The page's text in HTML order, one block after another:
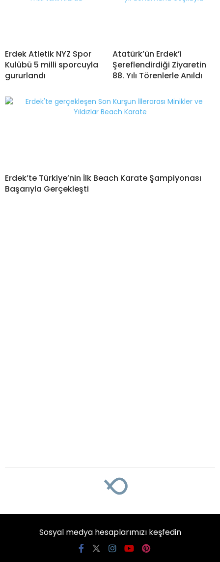
Erdek Atletik NYZ Spor
Kulübü 5 milli sporcuyla
gururlandı
Atatürk’ün Erdek’i
Şereflendirdiği Ziyaretin
88. Yılı Törenlerle Anıldı
Erdek’te Türkiye’nin İlk Beach Karate Şampiyonası
Başarıyla Gerçekleşti
Sosyal medya hesaplarımızı keşfedin